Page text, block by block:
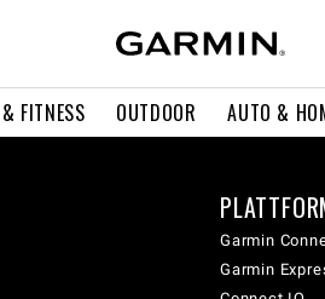
FITNESS OUTDOOR AUTO &
Garmin
Garmin